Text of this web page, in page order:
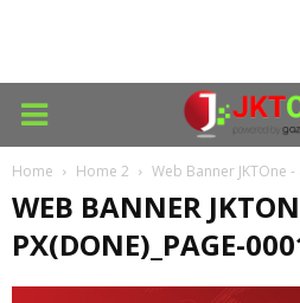
Home Home 2 Web Banner JKTOne
WEB BANNER
PX(DONE)_PAGE-